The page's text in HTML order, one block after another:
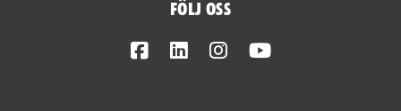
Följ oss
FacebookLinkedInInstagram